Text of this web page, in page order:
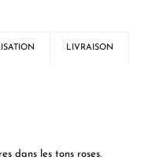
LIVRAISON
dans les tons roses.